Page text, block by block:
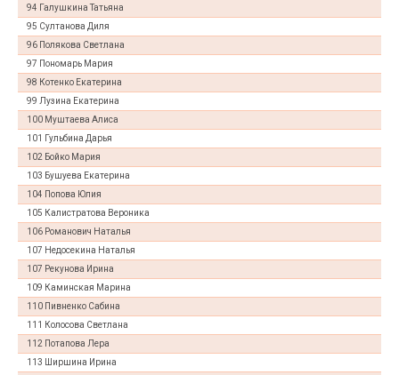
94 Галушкина Татьяна
95 Султанова Диля
96 Полякова Светлана
97 Пономарь Мария
98 Котенко Екатерина
99 Лузина Екатерина
100 Муштаева Алиса
101 Гульбина Дарья
102 Бойко Мария
103 Бушуева Екатерина
104 Попова Юлия
105 Калистратова Вероника
106 Романович Наталья
107 Недосекина Наталья
107 Рекунова Ирина
109 Каминская Марина
110 Пивненко Сабина
111 Колосова Светлана
112 Потапова Лера
113 Ширшина Ирина